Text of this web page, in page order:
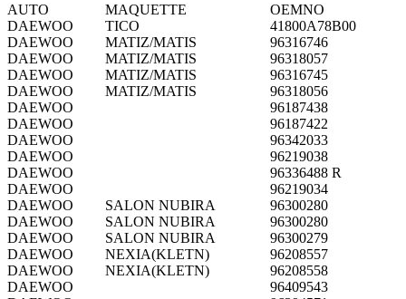
AUTO
MAQUETTE
OEMNO
DAEWOO
TICO
41800A78B00
DAEWOO
MATIZ/MATIS
96316746
DAEWOO
MATIZ/MATIS
96318057
DAEWOO
MATIZ/MATIS
96316745
DAEWOO
MATIZ/MATIS
96318056
DAEWOO
96187438
DAEWOO
96187422
DAEWOO
96342033
DAEWOO
96219038
DAEWOO
96336488 R
DAEWOO
96219034
DAEWOO
SALON NUBIRA
96300280
DAEWOO
SALON NUBIRA
96300280
DAEWOO
SALON NUBIRA
96300279
DAEWOO
NEXIA(KLETN)
96208557
DAEWOO
NEXIA(KLETN)
96208558
DAEWOO
96409543